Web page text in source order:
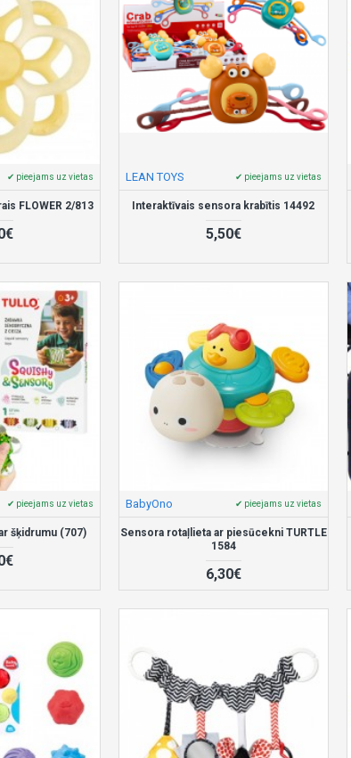
✔ pieejams uz vietas
FLOWER 2/813
LEAN TOYS ✔ pieejams uz vietas
Interaktīvais sensora krabītis 14492
5,50€
✔ pieejams uz vietas
šķidrumu (707)
BabyOno ✔ pieejams uz vietas
Sensora rotaļlieta ar piesūcekni TURTLE
1584
6,30€